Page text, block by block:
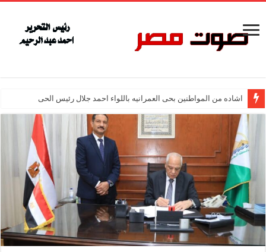
اشاده من المواطنين بحى العمرانيه باللواء احمد جلال رئيس الحى